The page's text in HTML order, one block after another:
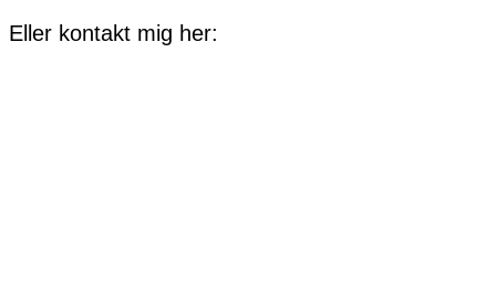
Eller kontakt mig her: